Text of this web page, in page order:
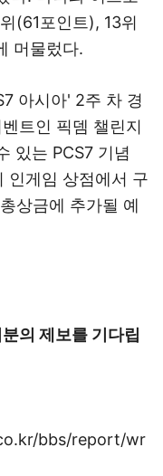
(61포인트), 13위
머물렀다.
아시아' 2주 차 경
트인 픽뎀 챌린지
있는 PCS7 기념
인게임 상점에서 구
상금에 추가될 예
의 제보를 기다립
bbs/report/wr